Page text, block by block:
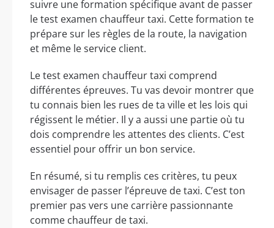
suivre une formation spécifique avant de passer
le test examen chauffeur taxi. Cette formation te
prépare sur les règles de la route, la navigation
et même le service client.
Le test examen chauffeur taxi comprend
différentes épreuves. Tu vas devoir montrer que
tu connais bien les rues de ta ville et les lois qui
régissent le métier. Il y a aussi une partie où tu
dois comprendre les attentes des clients. C’est
essentiel pour offrir un bon service.
En résumé, si tu remplis ces critères, tu peux
envisager de passer l’épreuve de taxi. C’est ton
premier pas vers une carrière passionnante
comme chauffeur de taxi.